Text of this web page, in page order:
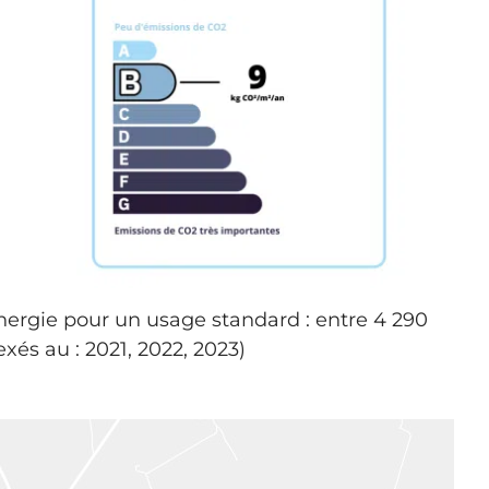
pour un usage standard : entre 4 290
au : 2021, 2022, 2023)